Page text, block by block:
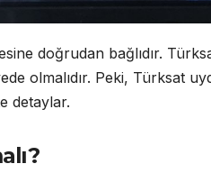
doğrudan bağlıdır.
olmalıdır. Peki, Türksat
detaylar.